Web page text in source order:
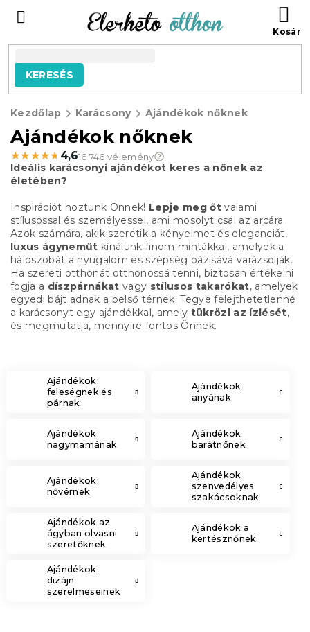
tartalomhoz
KERESÉS
Kezdőlap Karácsony Ajándékok nőknek
Ajándékok nőknek
★★★★★
★★★★★ 4,616 746 vélemény
Ideális karácsonyi ajándékot keres a nőnek az
életében?
Inspirációt hoztunk Önnek! Lepje meg őt valami
stílusossal és személyessel, ami mosolyt csal az arcára.
Azok számára, akik szeretik a kényelmet és eleganciát,
luxus ágyneműt kínálunk finom mintákkal, amelyek a
hálószobát a nyugalom és szépség oázisává varázsolják.
Ha szereti otthonát otthonossá tenni, biztosan értékelni
fogja a díszpárnákat vagy stílusos takarókat, amelyek
egyedi bájt adnak a belső térnek. Tegye felejthetetlenné
a karácsonyt egy ajándékkal, amely tükrözi az ízlését,
és megmutatja, mennyire fontos Önnek.
Ajándékok
feleségnek és
párnak
Ajándékok
anyának
Ajándékok
nagymamának
Ajándékok
barátnőnek
Ajándékok
nővérnek
Ajándékok
szenvedélyes
szakácsoknak
Ajándékok az
ágyban olvasni
szeretőknek
Ajándékok a
kertésznőnek
Ajándékok
dizájn
szerelmeseinek